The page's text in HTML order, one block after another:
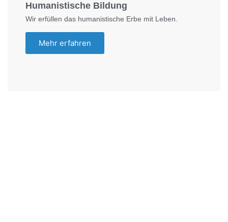
Humanistische Bildung
Wir erfüllen das humanistische Erbe mit Leben.
Mehr erfahren